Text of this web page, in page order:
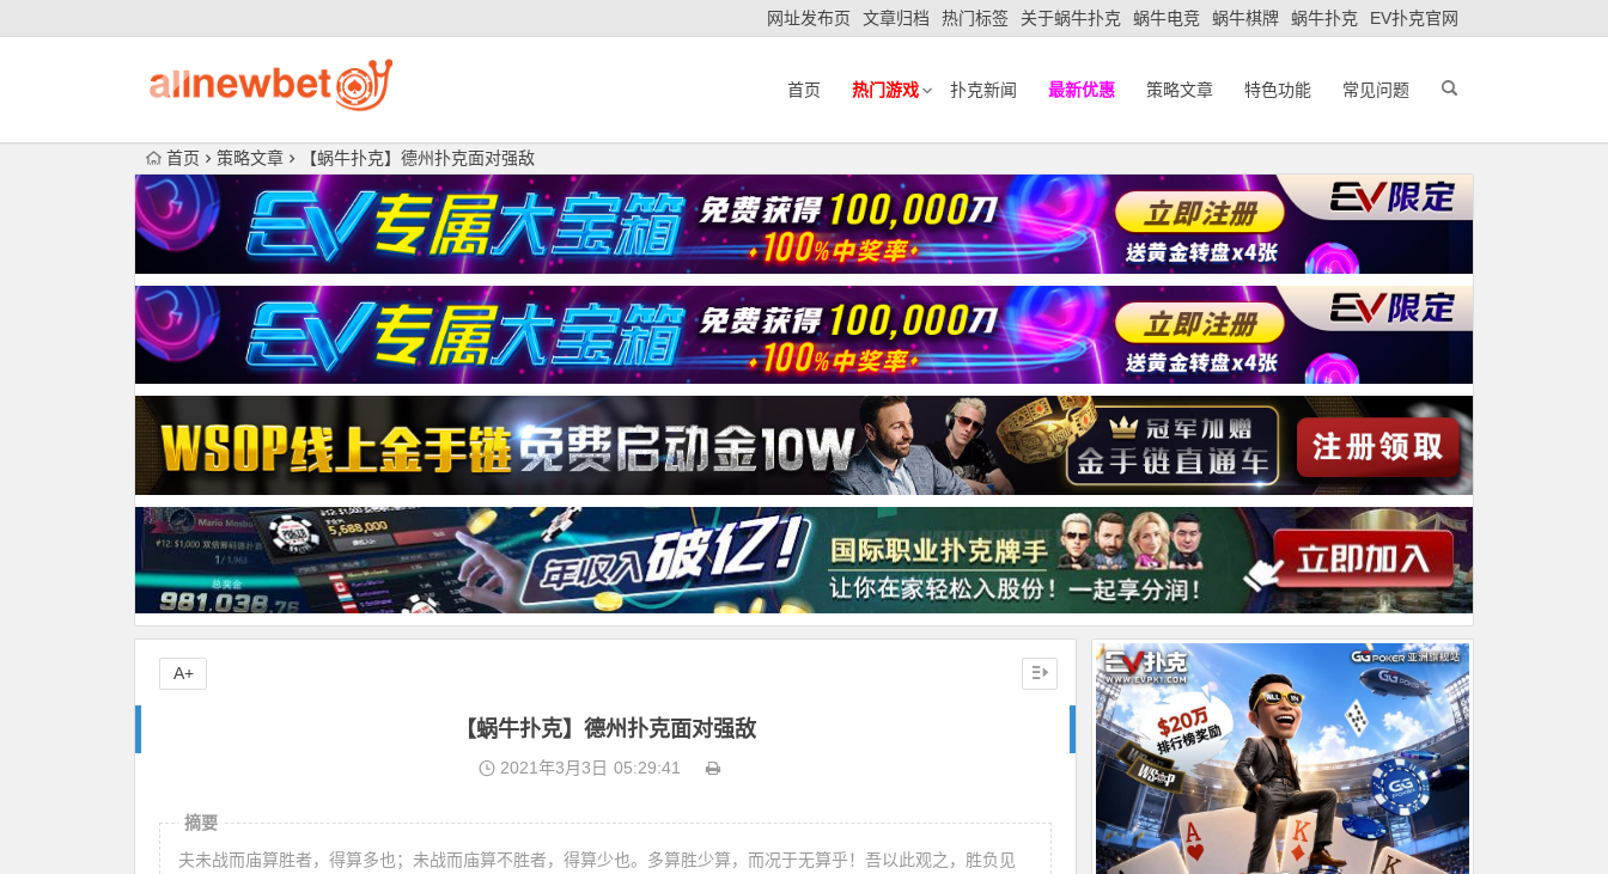
网址发布页 文章归档 热门标签 关于蜗牛扑克 蜗牛电竞 蜗牛棋牌 蜗牛扑克 EV扑克官网
首页 热门游戏 扑克新闻 最新优惠 策略文章 特色功能 常见问题
首页 策略文章 【蜗牛扑克】德州扑克面对强敌
【蜗牛扑克】德州扑克面对强敌
2021年3月3日 05:29:41
摘要
夫未战而庙算胜者，得算多也；未战而庙算不胜者，得算少也。多算胜少算，而况于无算乎！吾以此观之，胜负见
A+